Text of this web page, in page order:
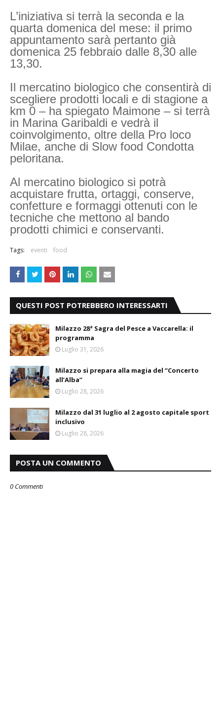
L’iniziativa si terrà la seconda e la
quarta domenica del mese: il primo
appuntamento sarà pertanto già
domenica 25 febbraio dalle 8,30 alle
13,30.
Il mercatino biologico che consentirà di
scegliere prodotti locali e di stagione a
km 0 – ha spiegato Maimone – si terrà
in Marina Garibaldi e vedrà il
coinvolgimento, oltre della Pro loco
Milae, anche di Slow food Condotta
peloritana.
Al mercatino biologico si potrà
acquistare frutta, ortaggi, conserve,
confetture e formaggi ottenuti con le
tecniche che mettono al bando
prodotti chimici e conservanti.
Tags: eventi food
QUESTI POST POTREBBERO INTERESSARTI
Milazzo 28ª Sagra del Pesce a Vaccarella: il
programma
Luglio 31, 2026
Milazzo si prepara alla magia del “Concerto
all’Alba”
Luglio 28, 2026
Milazzo dal 31 luglio al 2 agosto capitale sport
inclusivo
Luglio 28, 2026
POSTA UN COMMENTO
0 Commenti